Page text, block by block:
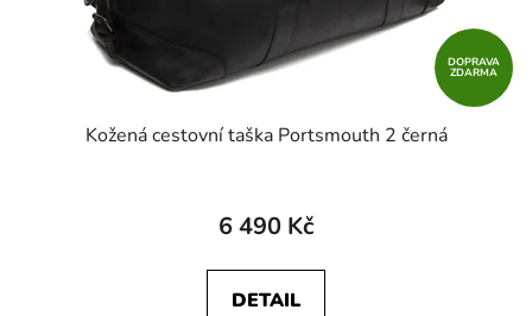
DOPRAVA
ZDARMA
Kožená cestovní taška Portsmouth 2 černá
6 490 Kč
DETAIL